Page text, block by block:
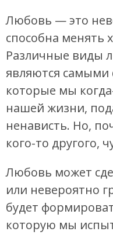
Любовь — это
способна менять
Различные виды
являются
которые мы
нашей жизни,
ненависть. Но,
кого-то другого,
Любовь может
или невероятно
будет
которую мы